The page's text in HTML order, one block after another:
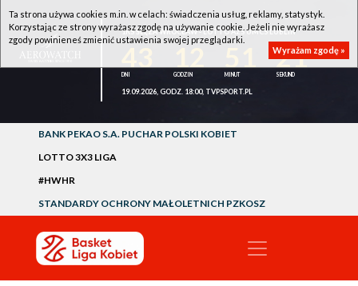
1KS ŚLĘZA WROCŁAW - LOTTO AZS UMCS LUBLIN
21
19.09.2026, GODZ. 18:00, TVPSPORT.PL
BANK PEKAO S.A. PUCHAR POLSKI KOBIET
LOTTO 3X3 LIGA
#HWHR
STANDARDY OCHRONY MAŁOLETNICH PZKOSZ
Ta strona używa cookies m.in. w celach: świadczenia usług, reklamy, statystyk.
Korzystając ze strony wyrażasz zgodę na używanie cookie. Jeżeli nie wyrażasz
zgody powinieneś zmienić ustawienia swojej przeglądarki.
Wyrażam zgodę »